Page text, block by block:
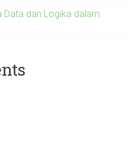
Data dan Logika dalam